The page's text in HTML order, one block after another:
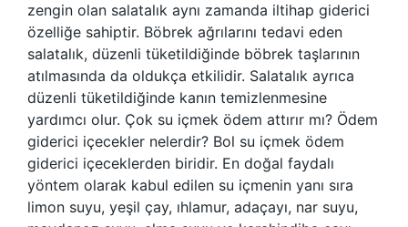
zengin olan salatalık aynı zamanda iltihap giderici
özelliğe sahiptir. Böbrek ağrılarını tedavi eden
salatalık, düzenli tüketildiğinde böbrek taşlarının
atılmasında da oldukça etkilidir. Salatalık ayrıca
düzenli tüketildiğinde kanın temizlenmesine
yardımcı olur. Çok su içmek ödem attırır mı? Ödem
giderici içecekler nelerdir? Bol su içmek ödem
giderici içeceklerden biridir. En doğal faydalı
yöntem olarak kabul edilen su içmenin yanı sıra
limon suyu, yeşil çay, ıhlamur, adaçayı, nar suyu,